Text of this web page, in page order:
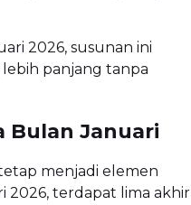
2026, susunan ini
panjang tanpa
Bulan Januari
menjadi elemen
2026, terdapat lima akhir